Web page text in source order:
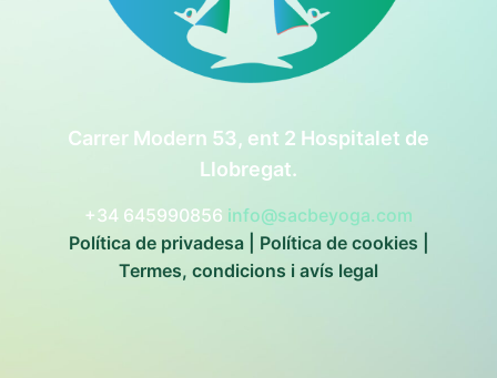
Carrer Modern 53, ent 2 Hospitalet de
Llobregat.
+34 645990856 info@sacbeyoga.com
Política de privadesa| Política de cookies
Termes, condicions i avís legal